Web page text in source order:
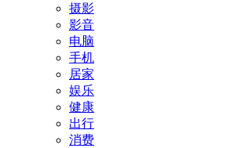
摄影
影音
电脑
手机
居家
娱乐
健康
出行
消费